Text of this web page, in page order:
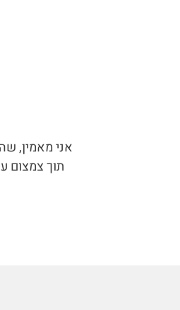
אני מאמין,
תוך צמצום